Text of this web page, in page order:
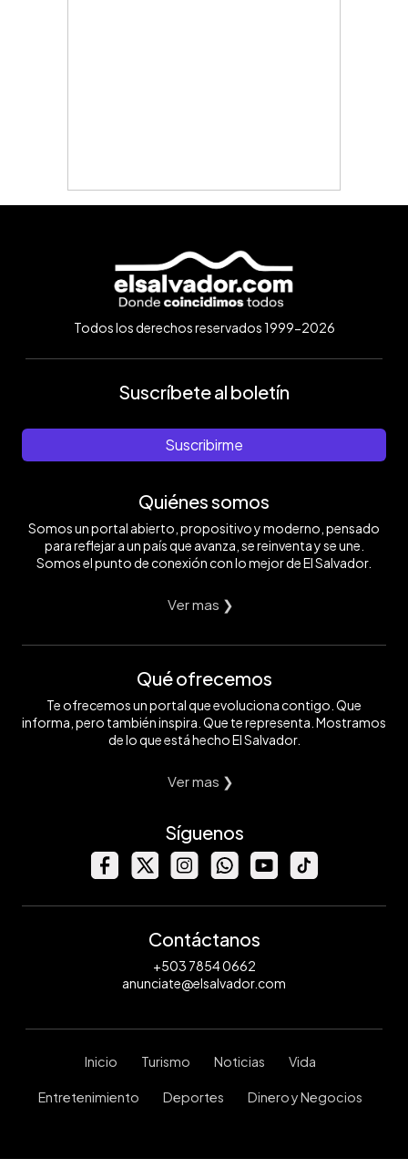
Todos los derechos reservados 1999-2026
Suscríbete al boletín
Suscribirme
Quiénes somos
Somos un portal abierto, propositivo y moderno, pensado
para reflejar a un país que avanza, se reinventa y se une.
Somos el punto de conexión con lo mejor de El Salvador.
Ver mas ❯
Qué ofrecemos
Te ofrecemos un portal que evoluciona contigo. Que
informa, pero también inspira. Que te representa. Mostramos
de lo que está hecho El Salvador.
Ver mas ❯
Síguenos
Contáctanos
+503 7854 0662
anunciate@elsalvador.com
Inicio Turismo Noticias Vida
Entretenimiento Deportes Dinero y Negocios